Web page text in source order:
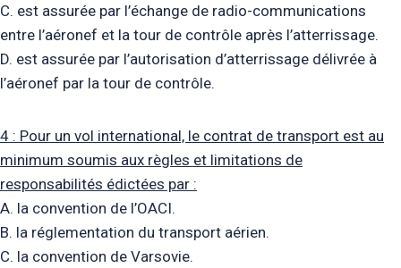
C. est assurée par l’échange de radio-communications
entre l’aéronef et la tour de contrôle après l’atterrissage.
D. est assurée par l’autorisation d’atterrissage délivrée à
l’aéronef par la tour de contrôle.
4 : Pour un vol international, le contrat de transport est au
minimum soumis aux règles et limitations de
responsabilités édictées par :
A. la convention de l’OACI.
B. la réglementation du transport aérien.
C. la convention de Varsovie.